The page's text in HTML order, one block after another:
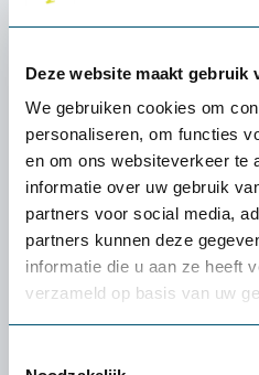
Deze website maakt gebruik
We gebruiken cookies om
personaliseren, om functies
en om ons websiteverkeer te
informatie over uw gebruik
partners voor social media,
partners kunnen deze
informatie die u aan ze heeft
verzameld op basis van uw
Onze
vooraf langs voor een
Na deze inventarisatie
ontvang je een offerte
van de reparatiedatum.
Indien mogelijk wordt
gerepareerd.
Bij ernstigere defecten
onze werkplaats.
Na de reparatie wordt
ingesteld en getest.
elke werkomgeving. Of het